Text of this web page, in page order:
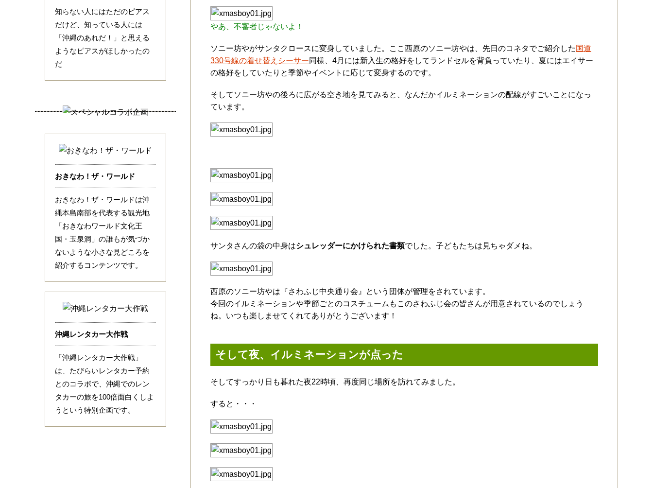
やあ、不審者じゃないよ！
ソニー坊やがサンタクロースに変身していました。ここ西原のソニー坊やは、先日のコネタでご紹介した 国道
330号線の着せ替えシーサー同様、4月には新入生の格好をしてランドセルを背負っていたり、夏にはエイサー
の格好をしていたりと季節やイベントに応じて変身するのです。
そしてソニー坊やの後ろに広がる空き地を見てみると、なんだかイルミネーションの配線がすごいことになっ
ています。
サンタさんの袋の中身はシュレッダーにかけられた書類でした。子どもたちは見ちゃダメね。
西原のソニー坊やは『さわふじ中央通り会』という団体が管理をされています。
今回のイルミネーションや季節ごとのコスチュームもこのさわふじ会の皆さんが用意されているのでしょう
ね。いつも楽しませてくれてありがとうございます！
そして夜、イルミネーションが点った
そしてすっかり日も暮れた夜22時頃、再度同じ場所を訪れてみました。
すると・・・
知らない人にはただのピアス
だけど、知っている人には
「沖縄のあれだ！」と思える
ようなピアスがほしかったの
だ
おきなわ！ザ・ワールド
おきなわ！ザ・ワールドは沖
縄本島南部を代表する観光地
「おきなわワールド文化王
国・玉泉洞」の誰もが気づか
ないような小さな見どころを
紹介するコンテンツです。
沖縄レンタカー大作戦
「沖縄レンタカー大作戦」
は、たびらいレンタカー予約
とのコラボで、沖縄でのレン
タカーの旅を100倍面白くしよ
うという特別企画です。